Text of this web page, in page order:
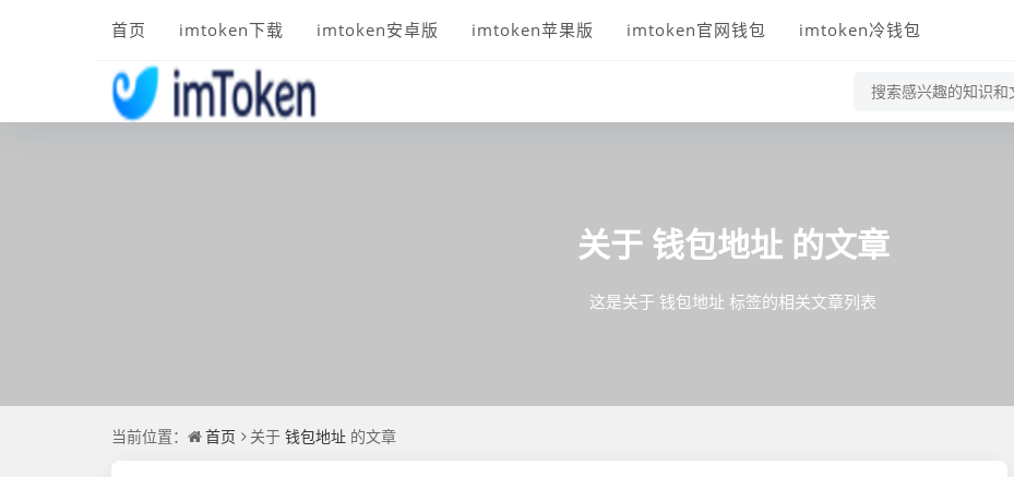
首页 imtoken下载 imtoken安卓版 imtoken苹果版 imtoken官网钱包 imtoken冷钱包
关于 钱包地址 的文章
这是关于 钱包地址 标签的相关文章列表
当前位置： 首页 关于 钱包地址 的文章